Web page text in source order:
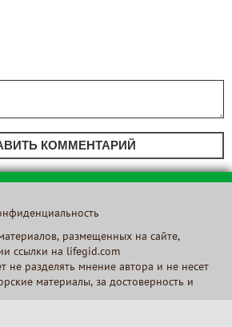
КОММЕНТАРИЙ
размещенных на сайте,
ссылки на lifegid.com
не разделять мнение автора и не несет
материалы, за достоверность и